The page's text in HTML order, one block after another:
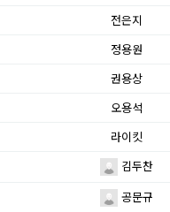
전은지
정용원
권용상
오용석
라이킷
김두찬
공문규